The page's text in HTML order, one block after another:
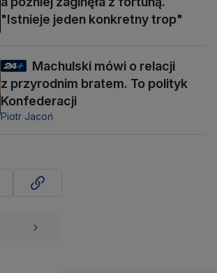
"Istnieje jeden konkretny trop"
Machulski mówi o relacji
z przyrodnim bratem. To polityk
Konfederacji
Piotr Jacoń